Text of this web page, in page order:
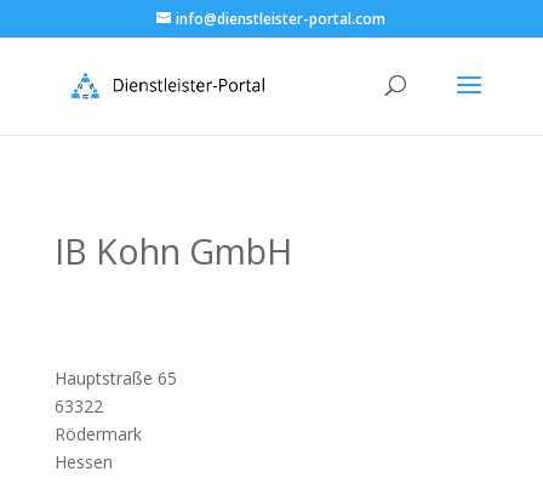
info@dienstleister-portal.com
IB Kohn GmbH
Hauptstraße 65
63322
Rödermark
Hessen